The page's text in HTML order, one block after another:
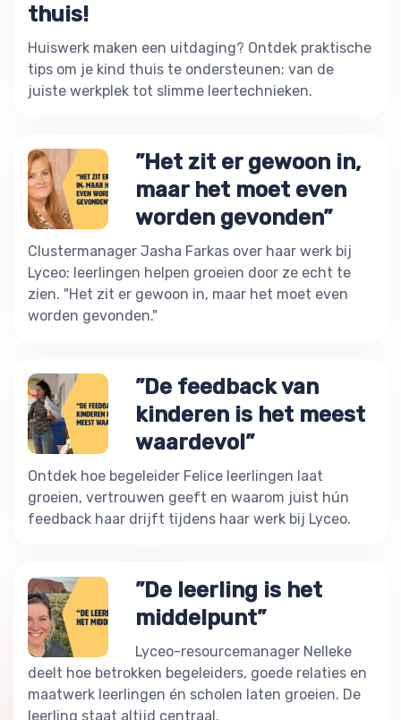
thuis!
Huiswerk maken een uitdaging? Ontdek praktische
tips om je kind thuis te ondersteunen: van de
juiste werkplek tot slimme leertechnieken.
”Het zit er gewoon in,
maar het moet even
worden gevonden”
Clustermanager Jasha Farkas over haar werk bij
Lyceo: leerlingen helpen groeien door ze echt te
zien. "Het zit er gewoon in, maar het moet even
worden gevonden."
”De feedback van
kinderen is het meest
waardevol”
Ontdek hoe begeleider Felice leerlingen laat
groeien, vertrouwen geeft en waarom juist hún
feedback haar drijft tijdens haar werk bij Lyceo.
”De leerling is het
middelpunt”
Lyceo-resourcemanager Nelleke
deelt hoe betrokken begeleiders, goede relaties en
maatwerk leerlingen én scholen laten groeien. De
leerling staat altijd centraal.